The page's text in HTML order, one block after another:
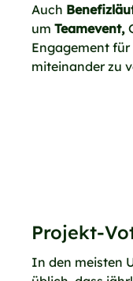
Auch
um Teamevent,
Engagement
miteinander zu
Projekt-
In den meisten